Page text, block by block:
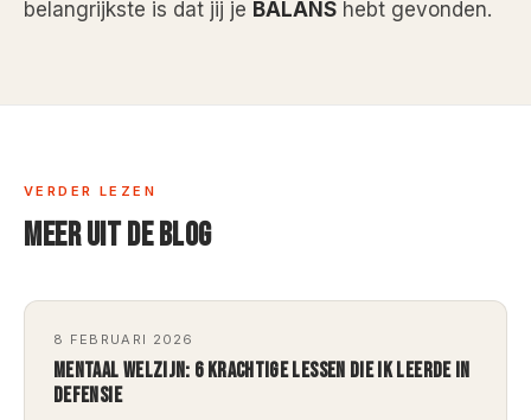
belangrijkste is dat jij je BALANS hebt gevonden.
VERDER LEZEN
MEER UIT DE BLOG
8 FEBRUARI 2026
MENTAAL WELZIJN: 6 KRACHTIGE LESSEN DIE IK LEERDE IN
DEFENSIE